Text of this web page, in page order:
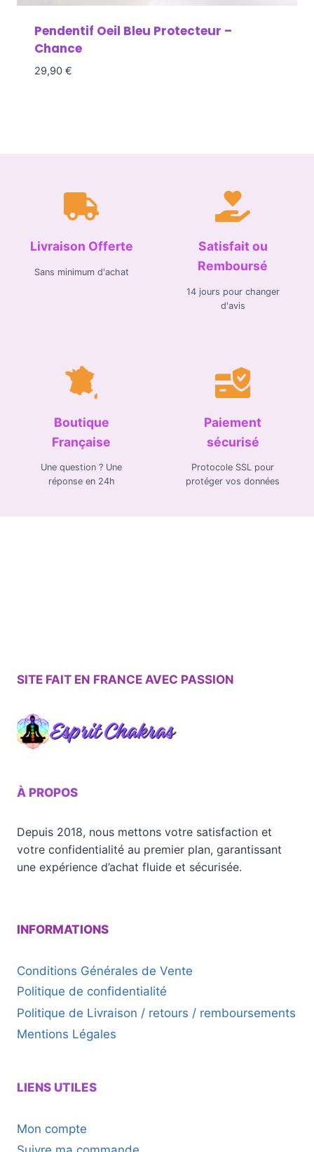
Pendentif Oeil Bleu Protecteur –
Chance
29,90 €
Livraison Offerte
Sans minimum d'achat
Satisfait ou
Remboursé
14 jours pour changer
d'avis
Boutique
Française
Une question ? Une
réponse en 24h
Paiement
sécurisé
Protocole SSL pour
protéger vos données
SITE FAIT EN FRANCE AVEC PASSION
À PROPOS
Depuis 2018, nous mettons votre satisfaction et
votre confidentialité au premier plan, garantissant
une expérience d’achat fluide et sécurisée.
INFORMATIONS
Conditions Générales de Vente
Politique de confidentialité
Politique de Livraison / retours / remboursements
Mentions Légales
LIENS UTILES
Mon compte